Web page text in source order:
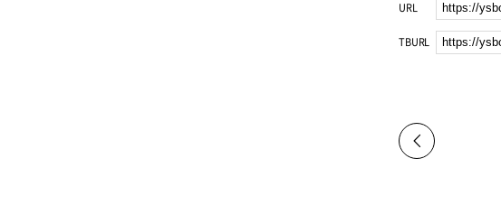
URL
TBURL